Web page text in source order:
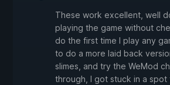
These work excellent, well
playing the game without
do the first time I play any
to do a more laid back
slimes, and try the WeMod
through, I got stuck in a spot